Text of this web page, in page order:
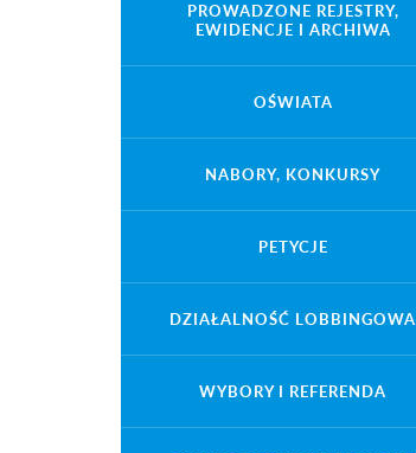
PROWADZONE REJESTRY,
EWIDENCJE I ARCHIWA
OŚWIATA
NABORY, KONKURSY
PETYCJE
DZIAŁALNOŚĆ LOBBINGOWA
WYBORY I REFERENDA